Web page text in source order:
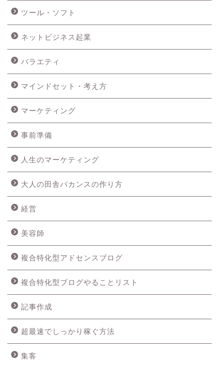
ツール・ソフト
ネットビジネス起業
バラエティ
マインドセット・考え方
マーケティング
事前準備
人生のマーケティング
大人の田舎バカンスの作り方
経営
美容師
複合特化型アドセンスブログ
複合特化型ブログやることリスト
記事作成
超最速でしっかり稼ぐ方法
集客